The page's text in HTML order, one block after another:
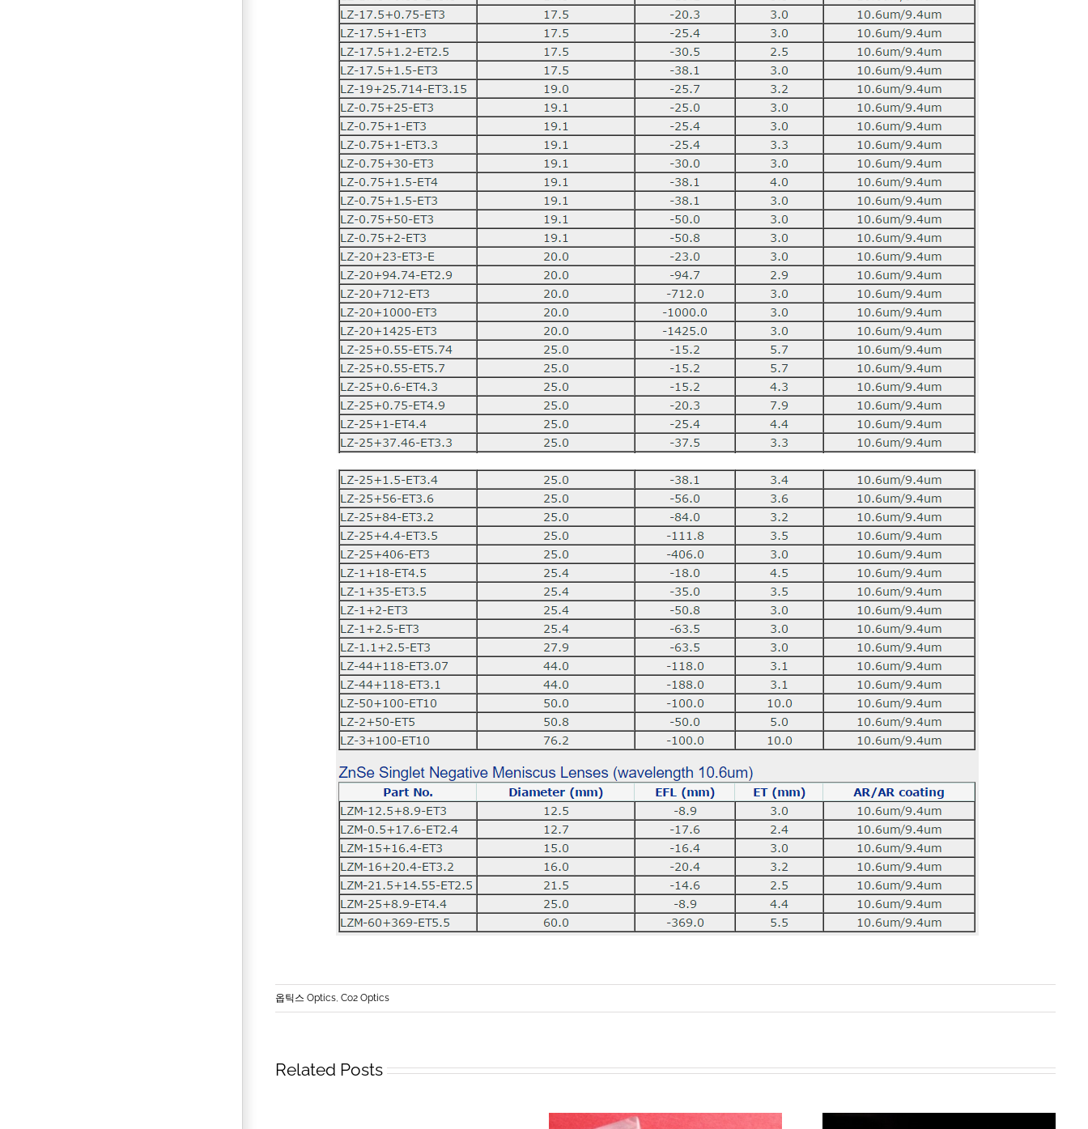
옵틱스 Optics, Co2 Optics
Related Posts